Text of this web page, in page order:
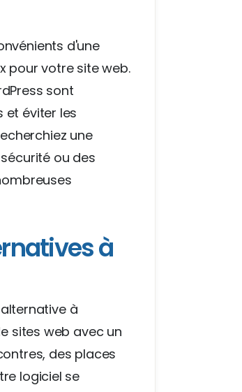
d'une
pour votre site web.
sont
et éviter les
une
ou des
à
à
sites web avec un
des places
logiciel se